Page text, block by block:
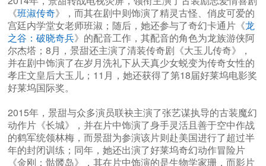
《班淑传奇》，而其在剧中则饰演了精灵古怪、俏皮可爱的
宫廷内学堂女老师班淑；随后，她还参与了奇幻卡通片《龙
之谷：破晓奇兵》的配音工作，其配音的角色为龙族游侠阿
尔杰塔；8月，景甜还主演了清装传奇剧《大玉儿传奇》，
并在剧中饰演了在岁月洗礼下从天真少女蜕变为传奇女性的
孝庄文皇后大玉儿；11月，她还获得了第18届好莱坞电影奖
好莱坞国际奖。
2015年，景甜与众多演员联袂主演了张艺谋执导的古装魔幻
动作片《长城》，并在片中饰演了身手灵活且善于空中作战
的鹤军统领林梅，而景甜为参演该片则赴美国进行了超过半
年的封闭训练；同年，她还出演了好莱坞奇幻动作冒险片
《金刚：骷髅岛》，其在片中饰演的是生物学家珊，而影片